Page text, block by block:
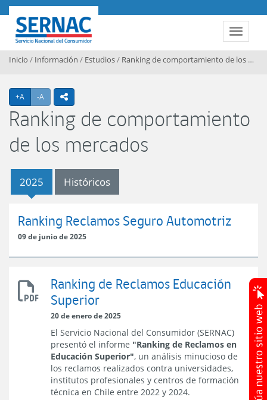
Contenido principal
Toggle
SERNAC
Inicio / Información / Estudios/ Ranking de comportamiento de los mercados
+A Agrandar texto
-A Achicar textoicono compartir
Ranking de comportamiento
de los mercados
2025 Históricos
2025
Ranking Reclamos Seguro Automotriz
09 de junio de 2025
Ranking
de
Reclamos
Superior
Ranking de Reclamos Educación
Superior
20 de enero de 2025
El Servicio Nacional del Consumidor (SERNAC)
presentó el informe "Ranking de Reclamos en
Educación Superior", un análisis minucioso de
los reclamos realizados contra universidades,
institutos profesionales y centros de formación
técnica en Chile entre 2022 y 2024.